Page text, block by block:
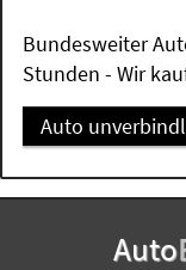
Bundesweiter
Stunden - Wir
Auto
Auto